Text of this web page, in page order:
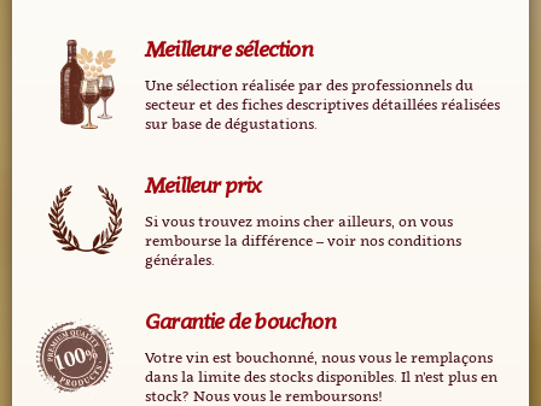
Meilleure sélection
Une sélection réalisée par des professionnels du
secteur et des fiches descriptives détaillées réalisées
sur base de dégustations.
Meilleur prix
Si vous trouvez moins cher ailleurs, on vous
rembourse la différence – voir nos conditions
générales.
Garantie de bouchon
Votre vin est bouchonné, nous vous le remplaçons
dans la limite des stocks disponibles. Il n’est plus en
stock? Nous vous le remboursons!